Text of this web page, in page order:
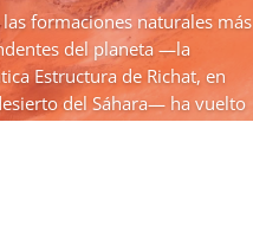
formaciones naturales más
del planeta —la
Estructura de Richat, en
del Sáhara— ha vuelto